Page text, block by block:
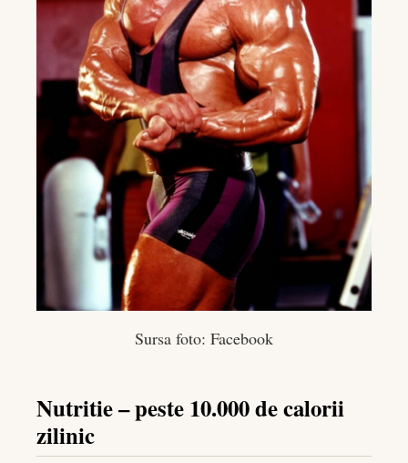
Sursa foto: Facebook
Nutritie – peste 10.000 de calorii
zilinic